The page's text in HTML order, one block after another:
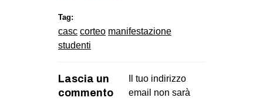
Tag:
casc corteo manifestazione
studenti
Lascia un
commento
Il tuo indirizzo
email non sarà